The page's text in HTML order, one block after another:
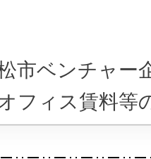
市ベンチャー
オフィス賃料等